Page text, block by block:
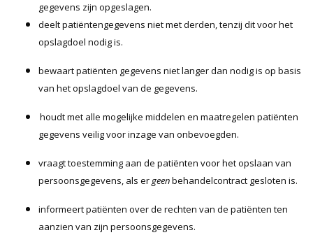
gegevens zijn opgeslagen.
deelt patiëntengegevens niet met derden, tenzij dit voor het
opslagdoel nodig is.
bewaart patiënten gegevens niet langer dan nodig is op basis
van het opslagdoel van de gegevens.
houdt met alle mogelijke middelen en maatregelen patiënten
gegevens veilig voor inzage van onbevoegden.
vraagt toestemming aan de patiënten voor het opslaan van
persoonsgegevens, als ergeenbehandelcontract gesloten is.
informeert patiënten over de rechten van de patiënten ten
aanzien van zijn persoonsgegevens.